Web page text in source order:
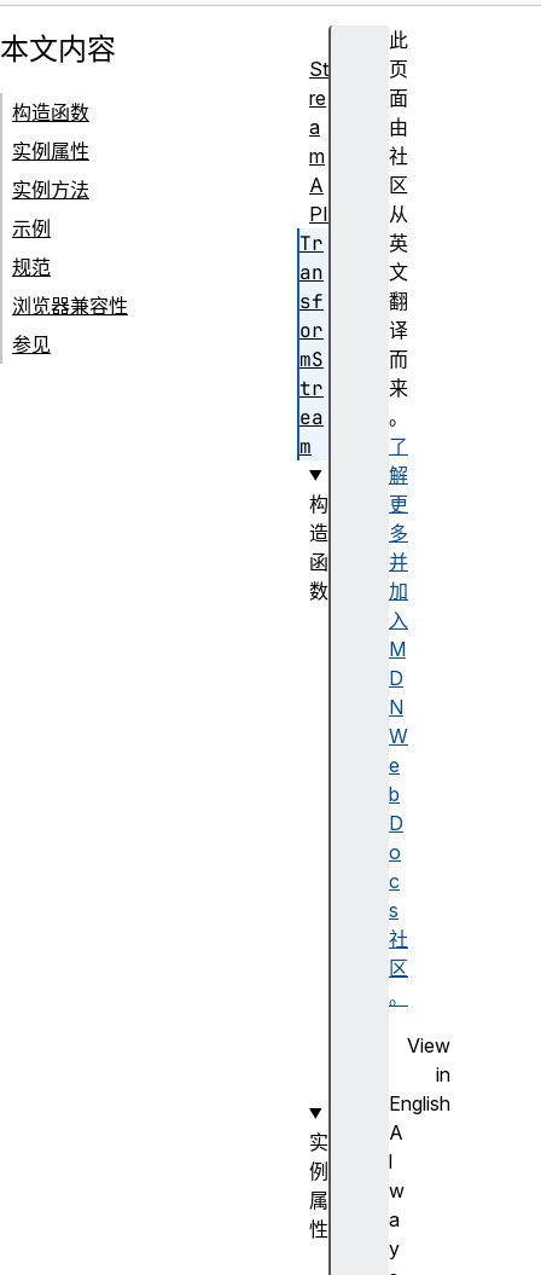
此
页
面
由
社
区
从
英
文
翻
译
而
来
。
了
解
更
多
并
加
入
M
D
N
W
e
b
D
o
c
s
社
区
。
View
in
English
A
l
w
a
y
本文内容
构造函数
实例属性
实例方法
示例
规范
浏览器兼容性
参见
St
re
a
m
A
PI
Tr
an
sf
or
mS
tr
ea
m
构
造
函
数
实
例
属
性